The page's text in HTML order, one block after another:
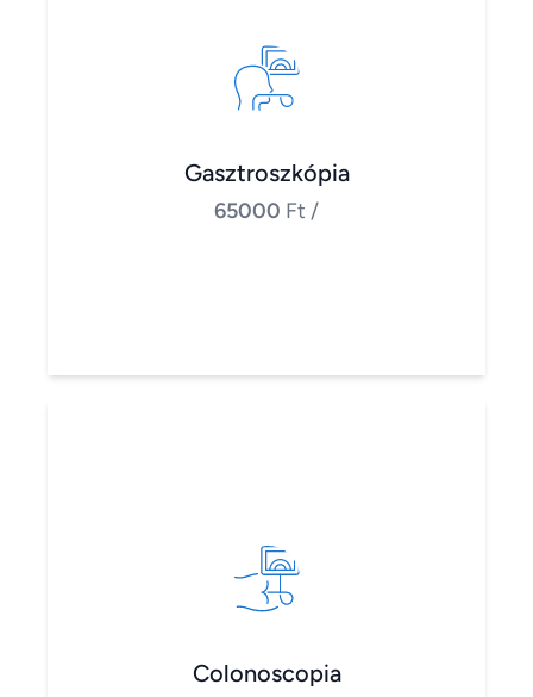
Gasztroszkópia
65000 Ft /
Colonoscopia